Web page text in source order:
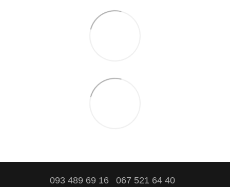
093 489 69 16 067 521 64 40